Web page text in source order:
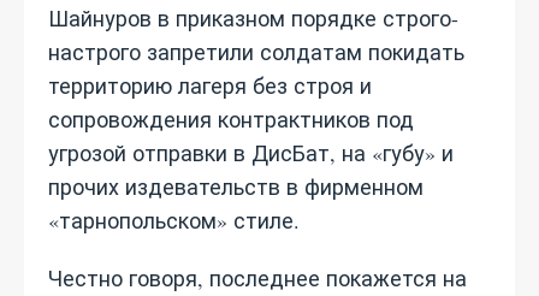
Шайнуров в приказном порядке строго-
настрого запретили солдатам покидать
территорию лагеря без строя и
сопровождения контрактников под
угрозой отправки в ДисБат, на «губу» и
прочих издевательств в фирменном
«тарнопольском» стиле.
Честно говоря, последнее покажется на